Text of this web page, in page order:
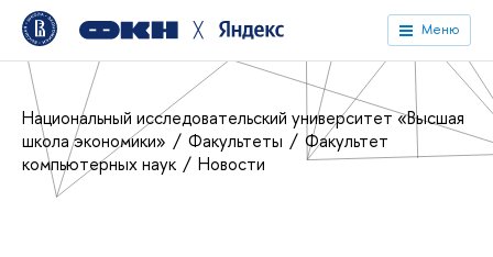
╳ Меню
Национальный исследовательский университет «Высшая
школа экономики»
Факультеты
Факультет
компьютерных наук
Новости